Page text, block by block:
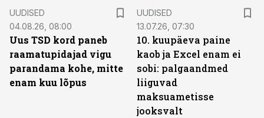
UUDISED
04.08.26, 08:00
Uus TSD kord paneb
raamatupidajad vigu
parandama kohe, mitte
enam kuu lõpus
UUDISED
13.07.26, 07:30
10. kuupäeva paine
kaob ja Excel enam ei
sobi: palgaandmed
liiguvad
maksuametisse
jooksvalt